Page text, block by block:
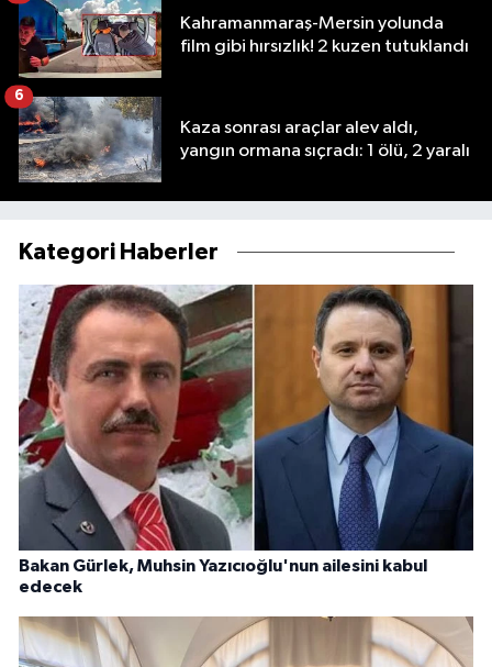
Kahramanmaraş-Mersin yolunda
film gibi hırsızlık! 2 kuzen tutuklandı
Kaza sonrası araçlar alev aldı,
yangın ormana sıçradı: 1 ölü, 2 yaralı
6
Kategori Haberler
Bakan Gürlek, Muhsin Yazıcıoğlu'nun ailesini kabul
edecek